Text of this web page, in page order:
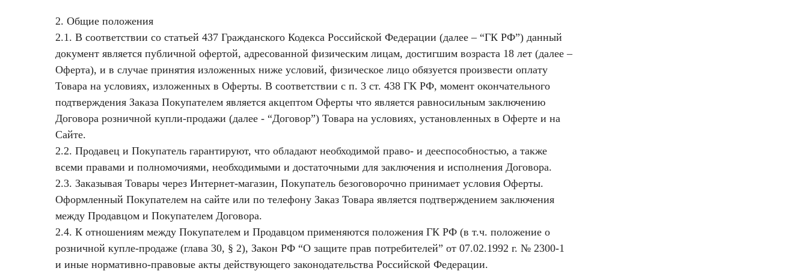
2. Общие положения
2.1. В соответствии со статьей 437 Гражданского Кодекса Российской Федерации (далее – “ГК РФ”) данный
документ является публичной офертой, адресованной физическим лицам, достигшим возраста 18 лет (далее –
Оферта), и в случае принятия изложенных ниже условий, физическое лицо обязуется произвести оплату
Товара на условиях, изложенных в Оферты. В соответствии с п. 3 ст. 438 ГК РФ, момент окончательного
подтверждения Заказа Покупателем является акцептом Оферты что является равносильным заключению
Договора розничной купли-продажи (далее - “Договор”) Товара на условиях, установленных в Оферте и на
Сайте.
2.2. Продавец и Покупатель гарантируют, что обладают необходимой право- и дееспособностью, а также
всеми правами и полномочиями, необходимыми и достаточными для заключения и исполнения Договора.
2.3. Заказывая Товары через Интернет-магазин, Покупатель безоговорочно принимает условия Оферты.
Оформленный Покупателем на сайте или по телефону Заказ Товара является подтверждением заключения
между Продавцом и Покупателем Договора.
2.4. К отношениям между Покупателем и Продавцом применяются положения ГК РФ (в т.ч. положение о
розничной купле-продаже (глава 30, § 2), Закон РФ “О защите прав потребителей” от 07.02.1992 г. № 2300-1
и иные нормативно-правовые акты действующего законодательства Российской Федерации.